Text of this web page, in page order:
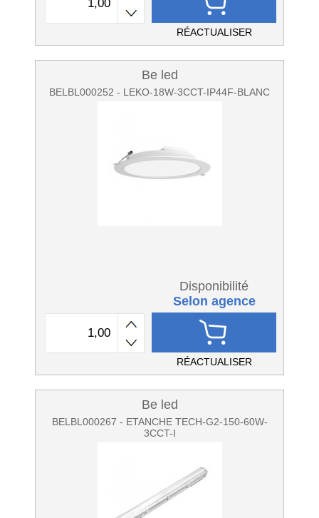
RÉACTUALISER
Be led
BELBL000252 - LEKO-18W-3CCT-IP44F-BLANC
Disponibilité
Selon agence
RÉACTUALISER
Be led
BELBL000267 - ETANCHE TECH-G2-150-60W-
3CCT-I